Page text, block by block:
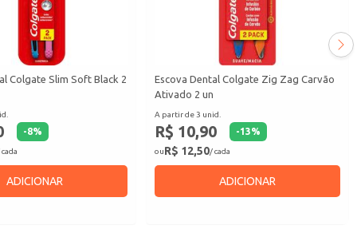
Colgate Slim Soft Black 2
-8%
ADICIONAR
Escova Dental Colgate Zig Zag Carvão
Ativado 2 un
A partir de 3 unid.
R$ 10,90 -13%
ouR$ 12,50/ cada
ADICIONAR